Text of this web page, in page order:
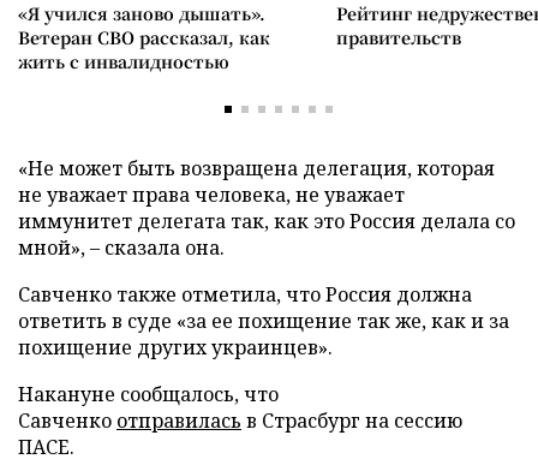
«Я учился заново дышать».
Ветеран СВО рассказал, как
жить с инвалидностью
Рейтинг
правительств
«Не может быть возвращена делегация, которая
не уважает права человека, не уважает
иммунитет делегата так, как это Россия делала со
мной», – сказала она.
Савченко также отметила, что Россия должна
ответить в суде «за ее похищение так же, как и за
похищение других украинцев».
Накануне сообщалось, что
Савченко отправилась в Страсбург на сессию
ПАСЕ.